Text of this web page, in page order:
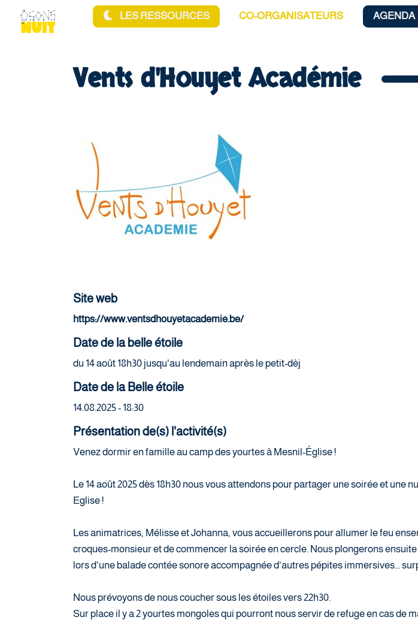
Aller au contenu principalLES RESSOURCES CO-ORGANISATEURS AGENDA
Vents d'Houyet Académie
Site web
https://www.ventsdhouyetacademie.be/
Date de la belle étoile
du 14 août 18h30 jusqu'au lendemain après le petit-dèj
Date de la Belle étoile
14.08.2025 - 18:30
Présentation de(s) l'activité(s)
Venez dormir en famille au camp des yourtes à Mesnil-Église !
Le 14 août 2025 dès 18h30 nous vous attendons pour partager une soirée et une
Eglise !
Les animatrices, Mélisse et Johanna, vous accueillerons pour allumer le feu
croques-monsieur et de commencer la soirée en cercle. Nous plongerons
lors d'une balade contée sonore accompagnée d'autres pépites immersives...
Nous prévoyons de nous coucher sous les étoiles vers 22h30.
Sur place il y a 2 yourtes mongoles qui pourront nous servir de refuge en cas de